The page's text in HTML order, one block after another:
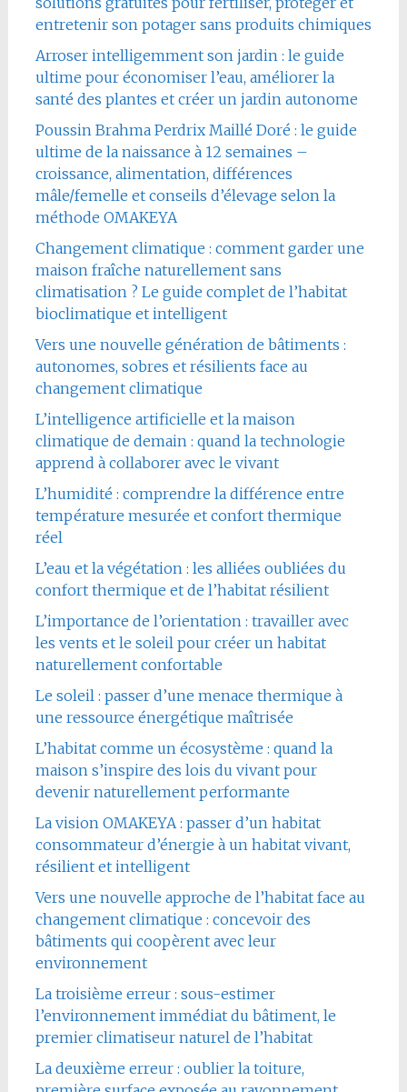
entretenir son potager sans produits chimiques
Arroser intelligemment son jardin : le guide
ultime pour économiser l’eau, améliorer la
santé des plantes et créer un jardin autonome
Poussin Brahma Perdrix Maillé Doré : le guide
ultime de la naissance à 12 semaines –
croissance, alimentation, différences
mâle/femelle et conseils d’élevage selon la
méthode OMAKEYA
Changement climatique : comment garder une
maison fraîche naturellement sans
climatisation ? Le guide complet de l’habitat
bioclimatique et intelligent
Vers une nouvelle génération de bâtiments :
autonomes, sobres et résilients face au
changement climatique
L’intelligence artificielle et la maison
climatique de demain : quand la technologie
apprend à collaborer avec le vivant
L’humidité : comprendre la différence entre
température mesurée et confort thermique
réel
L’eau et la végétation : les alliées oubliées du
confort thermique et de l’habitat résilient
L’importance de l’orientation : travailler avec
les vents et le soleil pour créer un habitat
naturellement confortable
Le soleil : passer d’une menace thermique à
une ressource énergétique maîtrisée
L’habitat comme un écosystème : quand la
maison s’inspire des lois du vivant pour
devenir naturellement performante
La vision OMAKEYA : passer d’un habitat
consommateur d’énergie à un habitat vivant,
résilient et intelligent
Vers une nouvelle approche de l’habitat face au
changement climatique : concevoir des
bâtiments qui coopèrent avec leur
environnement
La troisième erreur : sous-estimer
l’environnement immédiat du bâtiment, le
premier climatiseur naturel de l’habitat
La deuxième erreur : oublier la toiture,